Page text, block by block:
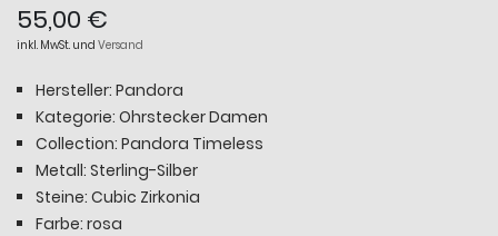
55,00 €
inkl. MwSt. und Versand
Hersteller: Pandora
Kategorie: Ohrstecker Damen
Collection: Pandora Timeless
Metall: Sterling-Silber
Steine: Cubic Zirkonia
Farbe: rosa